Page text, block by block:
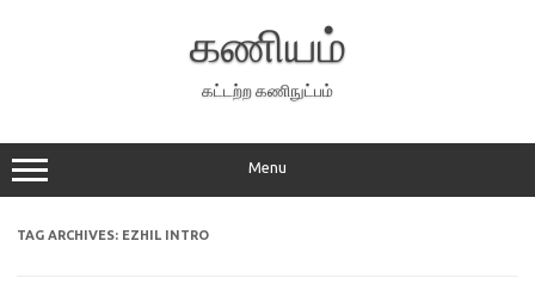
கணியம்
கட்டற்ற கணிநுட்பம்
Menu
TAG ARCHIVES: EZHIL INTRO